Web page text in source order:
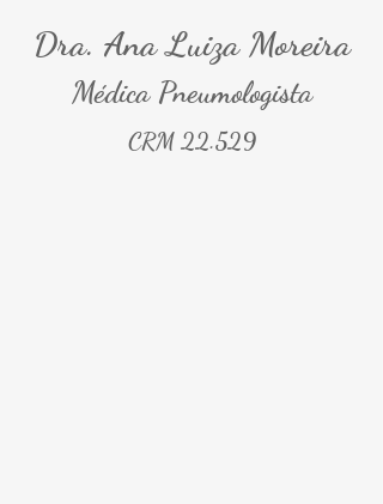
Dra. Ana Luiza Moreira
Médica Pneumologista
CRM 22.529